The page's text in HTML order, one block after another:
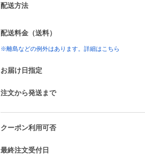
配送方法
配送料金（送料）
※離島などの例外はあります。詳細はこちら
お届け日指定
注文から発送まで
クーポン利用可否
最終注文受付日